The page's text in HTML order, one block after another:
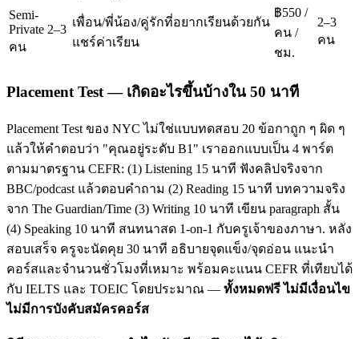
Semi-
Private 2–3
คน
เพื่อน/พี่น้อง/คู่รักที่อยากเรียนด้วยกัน
แชร์ค่าเรียน
฿550 /
คน /
ชม.
2–3
คน
Placement Test — เกิดอะไรขึ้นบ้างใน 50 นาที
Placement Test ของ NYC ไม่ใช่แบบทดสอบ 20 ข้อกาถูก ๆ ผิด ๆ
แล้วให้คำตอบว่า "คุณอยู่ระดับ B1" เราออกแบบเป็น 4 พาร์ต
ตามมาตรฐาน CEFR: (1) Listening 15 นาที ฟังคลิปจริงจาก
BBC/podcast แล้วตอบคำถาม (2) Reading 15 นาที บทความจริง
จาก The Guardian/Time (3) Writing 10 นาที เขียน paragraph สั้น
(4) Speaking 10 นาที สนทนาสด 1-on-1 กับครูเจ้าของภาษา. หลัง
สอบเสร็จ ครูจะนัดคุย 30 นาที อธิบายจุดแข็ง/จุดอ่อน แนะนำ
คอร์สและจำนวนชั่วโมงที่เหมาะ พร้อมคะแนน CEFR ที่เทียบได้
กับ IELTS และ TOEIC โดยประมาณ — ทั้งหมดฟรี ไม่มีเงื่อนไข
ไม่มีการบังคับสมัครคอร์ส